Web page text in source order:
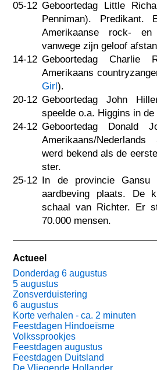
05-12 Geboortedag Little
Penniman).
Amerikaanse rock- en
vanwege zijn geloof
14-12 Geboortedag
Amerikaans
Girl).
20-12 Geboortedag John
speelde o.a. Higgins in
24-12 Geboortedag
Amerikaans/
werd bekend als de
ster.
25-12
In de provincie
aardbeving plaats. De
schaal van Richter. Er
70.000 mensen.
Actueel
Donderdag 6 augustus
5 augustus
Zonsverduistering
6 augustus
Korte verhalen - ca. 2 minuten
Feestdagen Hindoeïsme
Volkssprookjes
Feestdagen augustus
Feestdagen Duitsland
De Vliegende Hollander